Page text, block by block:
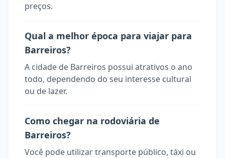
preços.
Qual a melhor época para viajar para
Barreiros?
A cidade de Barreiros possui atrativos o ano
todo, dependendo do seu interesse cultural
ou de lazer.
Como chegar na rodoviária de
Barreiros?
Você pode utilizar transporte público, táxi ou